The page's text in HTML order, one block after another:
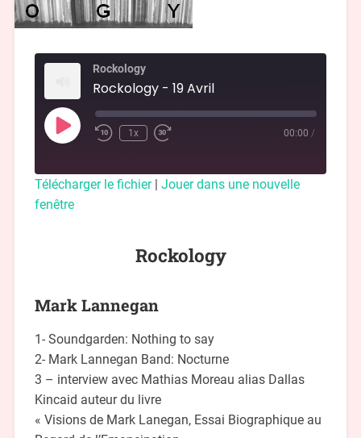
Rockology
Rockology - 19 Avril
1x 00:00 /
Télécharger le fichier| Jouer dans une nouvelle
fenêtre
Rockology
Mark Lannegan
1- Soundgarden: Nothing to say
2- Mark Lannegan Band: Nocturne
3 – interview avec Mathias Moreau alias Dallas
Kincaid auteur du livre
« Visions de Mark Lanegan, Essai Biographique au